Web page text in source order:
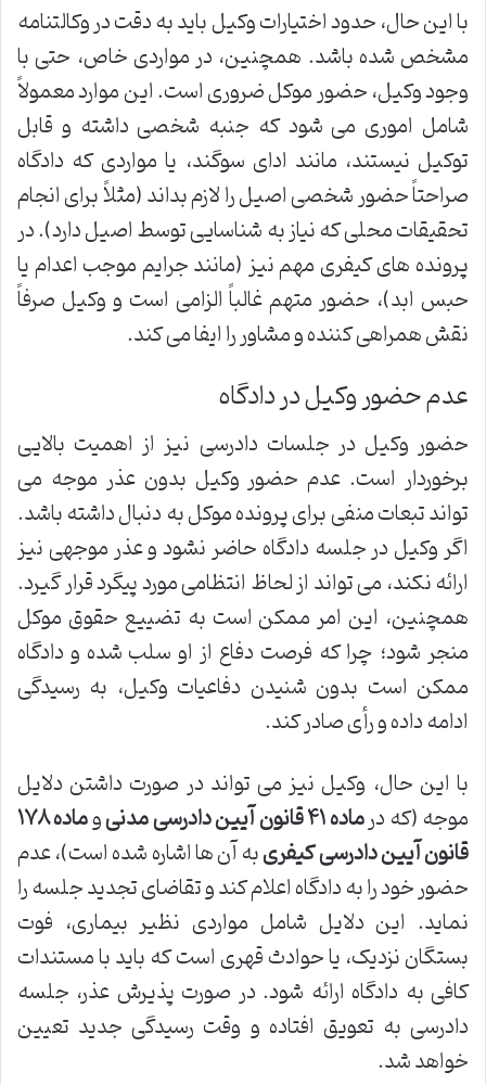
با این حال، حدود اختیارات وکیل باید به دقت در وکالتنامه
مشخص شده باشد. همچنین، در مواردی خاص، حتی با
وجود وکیل، حضور موکل ضروری است. این موارد معمولاً
شامل اموری می شود که جنبه شخصی داشته و قابل
توکیل نیستند، مانند ادای سوگند، یا مواردی که دادگاه
صراحتاً حضور شخصی اصیل را لازم بداند (مثلاً برای انجام
تحقیقات محلی که نیاز به شناسایی توسط اصیل دارد). در
پرونده های کیفری مهم نیز (مانند جرایم موجب اعدام یا
حبس ابد)، حضور متهم غالباً الزامی است و وکیل صرفاً
نقش همراهی کننده و مشاور را ایفا می کند.
عدم حضور وکیل در دادگاه
حضور وکیل در جلسات دادرسی نیز از اهمیت بالایی
برخوردار است. عدم حضور وکیل بدون عذر موجه می
تواند تبعات منفی برای پرونده موکل به دنبال داشته باشد.
اگر وکیل در جلسه دادگاه حاضر نشود و عذر موجهی نیز
ارائه نکند، می تواند از لحاظ انتظامی مورد پیگرد قرار گیرد.
همچنین، این امر ممکن است به تضییع حقوق موکل
منجر شود؛ چرا که فرصت دفاع از او سلب شده و دادگاه
ممکن است بدون شنیدن دفاعیات وکیل، به رسیدگی
ادامه داده و رأی صادر کند.
با این حال، وکیل نیز می تواند در صورت داشتن دلایل
موجه (که درماده ۴۱ قانون آیین دادرسی مدنی و
ماده ۱۷۸
قانون آیین دادرسی کیفریبه آن ها اشاره شده است)، عدم
حضور خود را به دادگاه اعلام کند و تقاضای تجدید جلسه را
نماید. این دلایل شامل مواردی نظیر بیماری، فوت
بستگان نزدیک، یا حوادث قهری است که باید با مستندات
کافی به دادگاه ارائه شود. در صورت پذیرش عذر، جلسه
دادرسی به تعویق افتاده و وقت رسیدگی جدید تعیین
خواهد شد.